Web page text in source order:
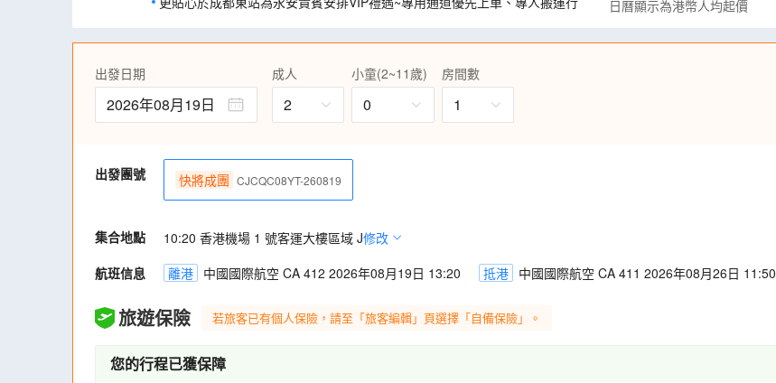
《尊享》成都提升1晚市中心黃金地段，頂級【國際品牌】奢華酒店。
如遇晚機抵達，安排贈送宵夜直送至酒店房間；貼心贈送永安貴賓專屬定制
行程餐食全包，享用地道美食：米芝蓮必比登~百年老店陳麻婆豆腐(欣賞四
川變臉+茶藝表演)、非遺美食蹺腳牛肉湯鍋+鉢鉢雞、《洲際酒店》九寨野菌
全程充裕時間遊覽：不購物、不車販、不設自費加遊！真正享受純觀光旅
遊！行程餐食全包！
季節限定~九寨溝、黃龍、峨眉山賞紅葉(觀賞期：10月15日至11月15日）(紅
季節限定~增遊九寨高原薰衣草花海(6月20日-8月31日出發適用)(花卉景觀盛
升級貼心服務 每位貴賓安排一部輕便導賞耳機，隨時隨地清楚聆聽導遊講
【通訊無阻】 免費提供手機數據SIM卡(每位成人一張)，精彩旅程馬上可以和
日曆顯示為港幣人均起價
出發日期
2026年08月19日
成人
2
小童(2~11歲)
0
房間數
1
出發團號 快將成團 CJCQC08YT-260819
集合地點 10:20 香港機場 1 號客運大樓區域 J修改
航班信息
離港 中國國際航空 CA 412 2026年08月19日 13:20 抵港 中國國際航空 CA 411 2026年08月26日 11:50
旅遊保險 若旅客已有個人保險，請至「旅客編輯」頁選擇「自備保險」。
您的行程已獲保障